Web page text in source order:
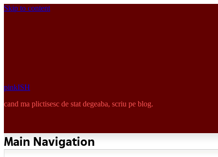
Skip to content
pinkISH
cand ma plictisesc de stat degeaba, scriu pe blog.
Main Navigation